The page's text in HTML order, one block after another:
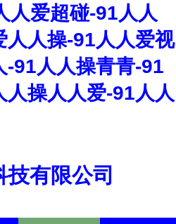
人爱超碰-91人人
人人操-91人人爱视
-91人人操青青-91
人操人人爱-91人人
有限公司